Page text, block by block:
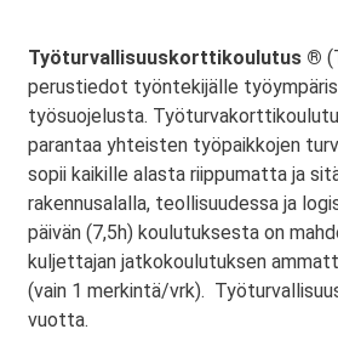
Työturvallisuuskorttikoulutus ®
perustiedot työntekijälle
työsuojelusta.
parantaa yhteisten työpaikkojen
sopii kaikille alasta riippumatta ja
rakennusalalla, teollisuudessa ja
päivän (7,5h) koulutuksesta on
kuljettajan jatkokoulutuksen
(vain 1 merkintä/vrk).
vuotta.